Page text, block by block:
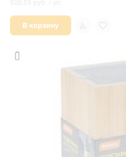
В корзину